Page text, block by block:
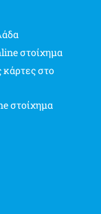
στοίχημα
κάρτες στο
στοίχημα